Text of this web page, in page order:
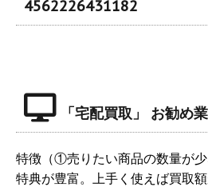
4562226431182
「宅配買取」 お勧め
特徴（①売りたい商品の数量が
特典が豊富。上手く使えば買取